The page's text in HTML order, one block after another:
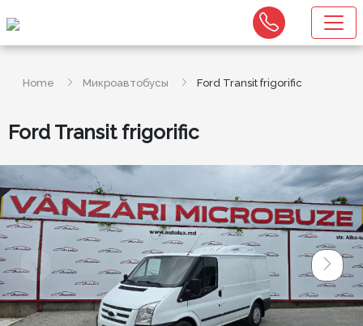
Home Микроавтобусы Ford Transit frigorific
Ford Transit frigorific